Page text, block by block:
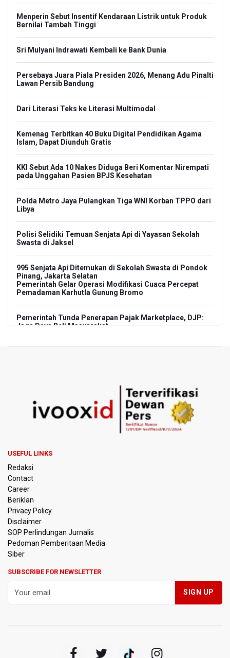
Menperin Sebut Insentif Kendaraan Listrik untuk Produk
Bernilai Tambah Tinggi
Sri Mulyani Indrawati Kembali ke Bank Dunia
Persebaya Juara Piala Presiden 2026, Menang Adu Pinalti
Lawan Persib Bandung
Dari Literasi Teks ke Literasi Multimodal
Kemenag Terbitkan 40 Buku Digital Pendidikan Agama
Islam, Dapat Diunduh Gratis
KKI Sebut Ada 10 Nakes Diduga Beri Komentar Nirempati
pada Unggahan Pasien BPJS Kesehatan
Polda Metro Jaya Pulangkan Tiga WNI Korban TPPO dari
Libya
Polisi Selidiki Temuan Senjata Api di Yayasan Sekolah
Swasta di Jaksel
995 Senjata Api Ditemukan di Sekolah Swasta di Pondok
Pinang, Jakarta Selatan
Pemerintah Gelar Operasi Modifikasi Cuaca Percepat
Pemadaman Karhutla Gunung Bromo
Pemerintah Tunda Penerapan Pajak Marketplace, DJP:
Jaga Daya Beli Masyarakat
KPK Sebut Pejabat Kemenhut Diduga Menerima 12.500
Dolar Singapura dari Bupati Kuantan Singingi Nonaktif
Amnesty International Desak Hentikan Sementara dan
Massal
Harga Telur dan Daging Ayam Masih Tertekan,
Pemerintah Diminta Lindungi Peternak Kecil
Tak Mampu Bayar Gaji ASN, Ratusan Pemda Dapat
Suntikan Dana Rp20,5 Triliun dari Pusat
OJK Wajibkan Pindar Serahkan Data Transaksi
Pendanaan
USEFUL LINKS
Redaksi
Contact
Career
Beriklan
Privacy Policy
Disclaimer
SOP Perlindungan Jurnalis
Pedoman Pemberitaan Media
Siber
SUBSCRIBE FOR NEWSLETTER